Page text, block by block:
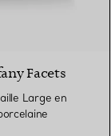
Facets
Large en